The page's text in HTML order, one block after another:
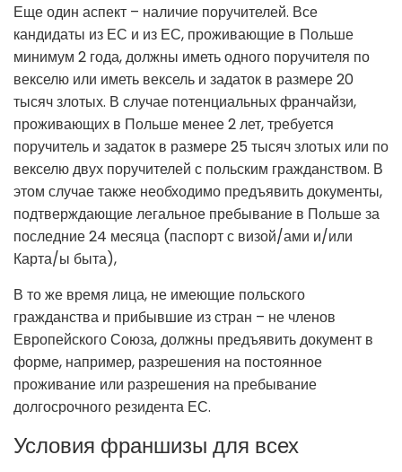
Еще один аспект – наличие поручителей. Все
кандидаты из ЕС и из ЕС, проживающие в Польше
минимум 2 года, должны иметь одного поручителя по
векселю или иметь вексель и задаток в размере 20
тысяч злотых. В случае потенциальных франчайзи,
проживающих в Польше менее 2 лет, требуется
поручитель и задаток в размере 25 тысяч злотых или по
векселю двух поручителей с польским гражданством. В
этом случае также необходимо предъявить документы,
подтверждающие легальное пребывание в Польше за
последние 24 месяца (паспорт с визой/ами и/или
Карта/ы быта),
В то же время лица, не имеющие польского
гражданства и прибывшие из стран – не членов
Европейского Союза, должны предъявить документ в
форме, например, разрешения на постоянное
проживание или разрешения на пребывание
долгосрочного резидента ЕС.
Условия франшизы для всех